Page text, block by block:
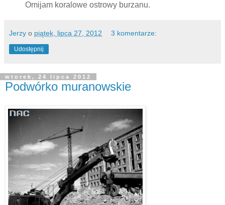
Omijam koralowe ostrowy burzanu.
Jerzy o piątek, lipca 27, 2012 3 komentarze:
Udostępnij
wtorek, 24 lipca 2012
Podwórko muranowskie